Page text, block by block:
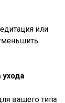
или
ухода
вашего типа